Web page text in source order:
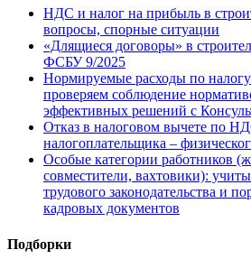
НДС и налог на прибыль в
вопросы, спорные ситуации
«Длящиеся договоры» в
ФСБУ 9/2025
Нормируемые расходы по
проверяем соблюдение
эффективных решений с
Отказ в налоговом вычете по
налогоплательщика –
Особые категории работников
совместители, вахтовики):
трудового законодательства и
кадровых документов
Подборки